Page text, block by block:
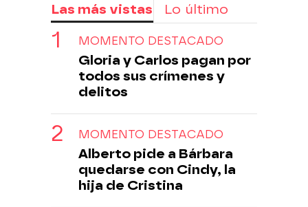
Las más vistas Lo último
MOMENTO DESTACADO
Gloria y Carlos pagan por
todos sus crímenes y
delitos
MOMENTO DESTACADO
Alberto pide a Bárbara
quedarse con Cindy, la
hija de Cristina